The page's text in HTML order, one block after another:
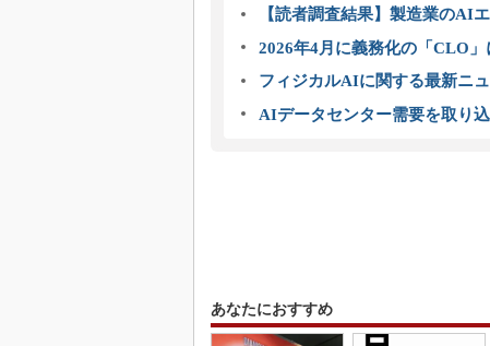
【読者調査結果】製造業のAI
2026年4月に義務化の「CLO
フィジカルAIに関する最新ニ
AIデータセンター需要を取り
あなたにおすすめ